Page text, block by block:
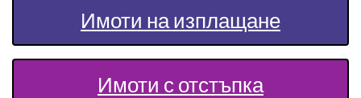
Имоти на изплащане
Имоти с отстъпка